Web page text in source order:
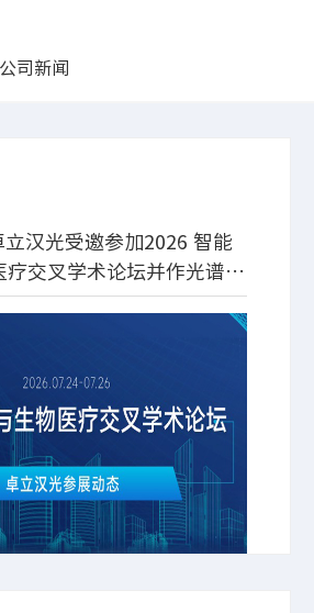
公司新闻
汉光受邀参加2026 智能
疗交叉学术论坛并作光谱仪
应用专题报告
，备受行业瞩目的2026智能光电
作为光谱分析仪器领域的国产厂
在此，共同探讨学术前沿！